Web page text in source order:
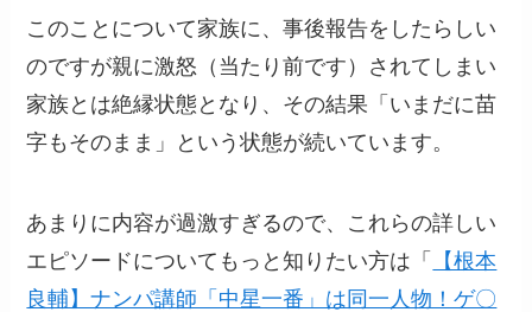
このことについて家族に、事後報告をしたらしい
のですが親に激怒（当たり前です）されてしまい
家族とは絶縁状態となり、その結果「いまだに苗
字もそのまま」という状態が続いています。
あまりに内容が過激すぎるので、これらの詳しい
エピソードについてもっと知りたい方は「
【根本
良輔】ナンパ講師「中星一番」は同一人物！ゲ〇